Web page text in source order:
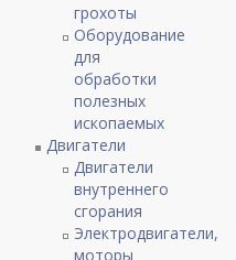
грохоты
Оборудование
для
обработки
полезных
ископаемых
Двигатели
Двигатели
внутреннего
сгорания
Электродвигатели,
моторы